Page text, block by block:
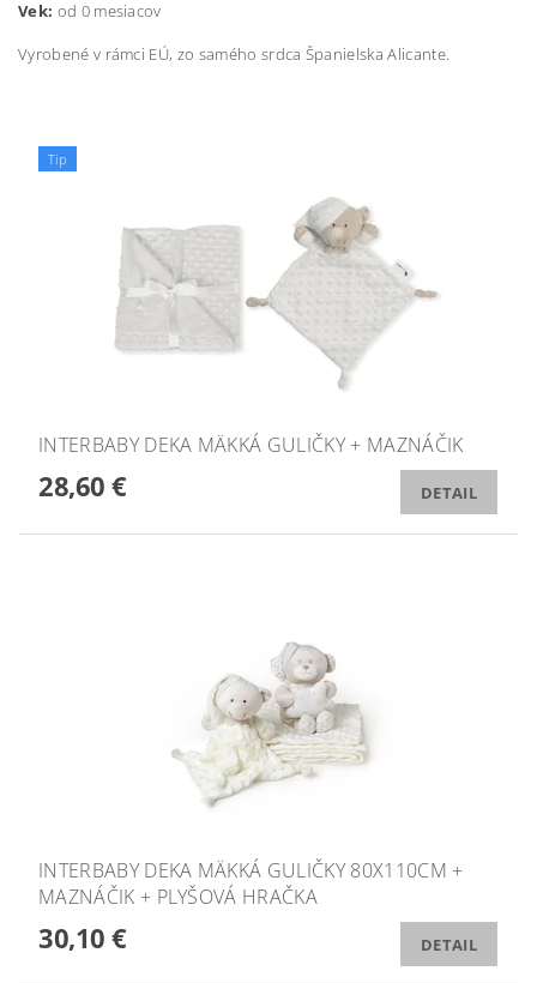
Vek: od 0 mesiacov
Vyrobené v rámci EÚ, zo samého srdca Španielska Alicante.
Tip
INTERBABY DEKA MÄKKÁ GULIČKY + MAZNÁČIK
28,60 € DETAIL
INTERBABY DEKA MÄKKÁ GULIČKY 80X110CM +
MAZNÁČIK + PLYŠOVÁ HRAČKA
30,10 € DETAIL